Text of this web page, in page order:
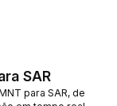
SAR
para SAR, de